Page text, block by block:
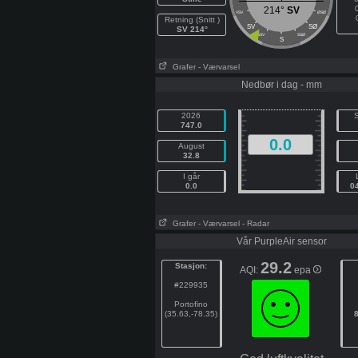
Retning (Snitt )
SV 214°
VSV ØSØ
SV SØ
SSV SSØ
S
214° SV
Grafer - Værvarsel
Nedbør i dag - mm
2026
747.0
August
32.8
I går
0.0
0.0
Grafer - Værvarsel - Radar
Vår PurpleAir sensor
Stasjon:
#229935
Portofino
(35.63,-78.35)
AQI: 29.2 epa